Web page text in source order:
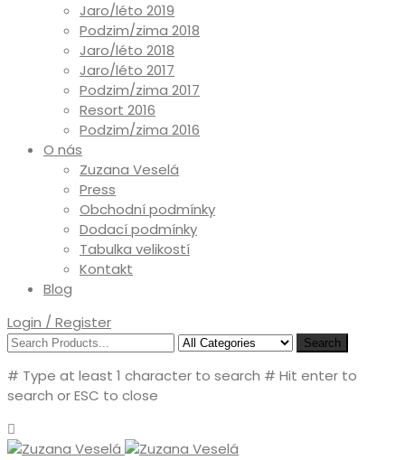
Jaro/léto 2019
Podzim/zima 2018
Jaro/léto 2018
Jaro/léto 2017
Podzim/zima 2017
Resort 2016
Podzim/zima 2016
O nás
Zuzana Veselá
Press
Obchodní podmínky
Dodací podmínky
Tabulka velikostí
Kontakt
Blog
Login / Register
Search
# Type at least 1 character to search # Hit enter to
search or ESC to close